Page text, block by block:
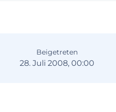
Beigetreten
28. Juli 2008, 00:00